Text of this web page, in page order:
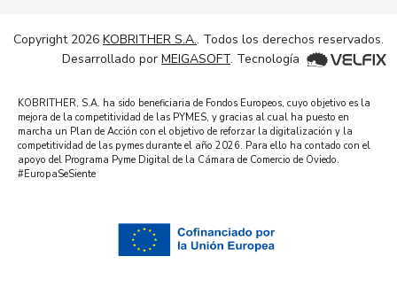
Copyright 2026 KOBRITHER S.A.. Todos los derechos reservados.
Desarrollado por MEIGASOFT. Tecnología
KOBRITHER, S.A. ha sido beneficiaria de Fondos Europeos, cuyo objetivo es la
mejora de la competitividad de las PYMES, y gracias al cual ha puesto en
marcha un Plan de Acción con el objetivo de reforzar la digitalización y la
competitividad de las pymes durante el año 2026. Para ello ha contado con el
apoyo del Programa Pyme Digital de la Cámara de Comercio de Oviedo.
#EuropaSeSiente